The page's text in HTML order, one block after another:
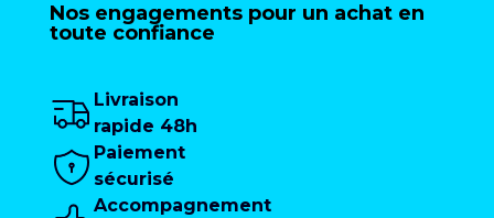
Nos engagements pour un achat en
toute confiance
Livraison
rapide 48h
Paiement
sécurisé
Accompagnement